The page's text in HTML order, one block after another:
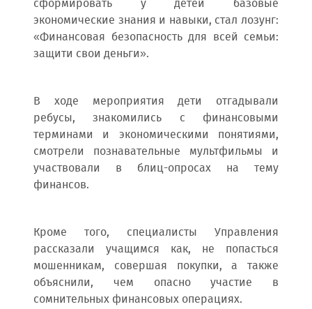
сформировать у детей базовые
экономические знания и навыки, стал лозунг:
«Финансовая безопасность для всей семьи:
защити свои деньги».
В ходе мероприятия дети отгадывали
ребусы, знакомились с финансовыми
терминами и экономическими понятиями,
смотрели познавательные мультфильмы и
участвовали в блиц-опросах на тему
финансов.
Кроме того, специалисты Управления
рассказали учащимся как, не попасться
мошенникам, совершая покупки, а также
объяснили, чем опасно участие в
сомнительных финансовых операциях.